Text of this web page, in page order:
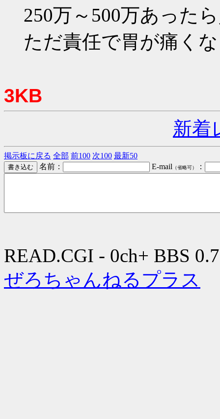
250万～500万あった
ただ責任で胃が痛く
3KB
新着
掲示板に戻る 全部 前100 次100 最新50
名前：
E-mail （省略可） ：
READ.CGI - 0ch+ BBS
ぜろちゃんねるプラス